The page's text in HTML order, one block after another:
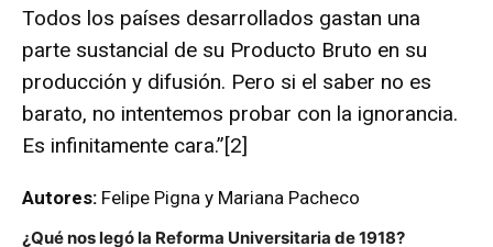
Todos los países desarrollados gastan una
parte sustancial de su Producto Bruto en su
producción y difusión. Pero si el saber no es
barato, no intentemos probar con la ignorancia.
Es infinitamente cara.”[2]
Autores: Felipe Pigna y Mariana Pacheco
¿Qué nos legó la Reforma Universitaria de 1918?